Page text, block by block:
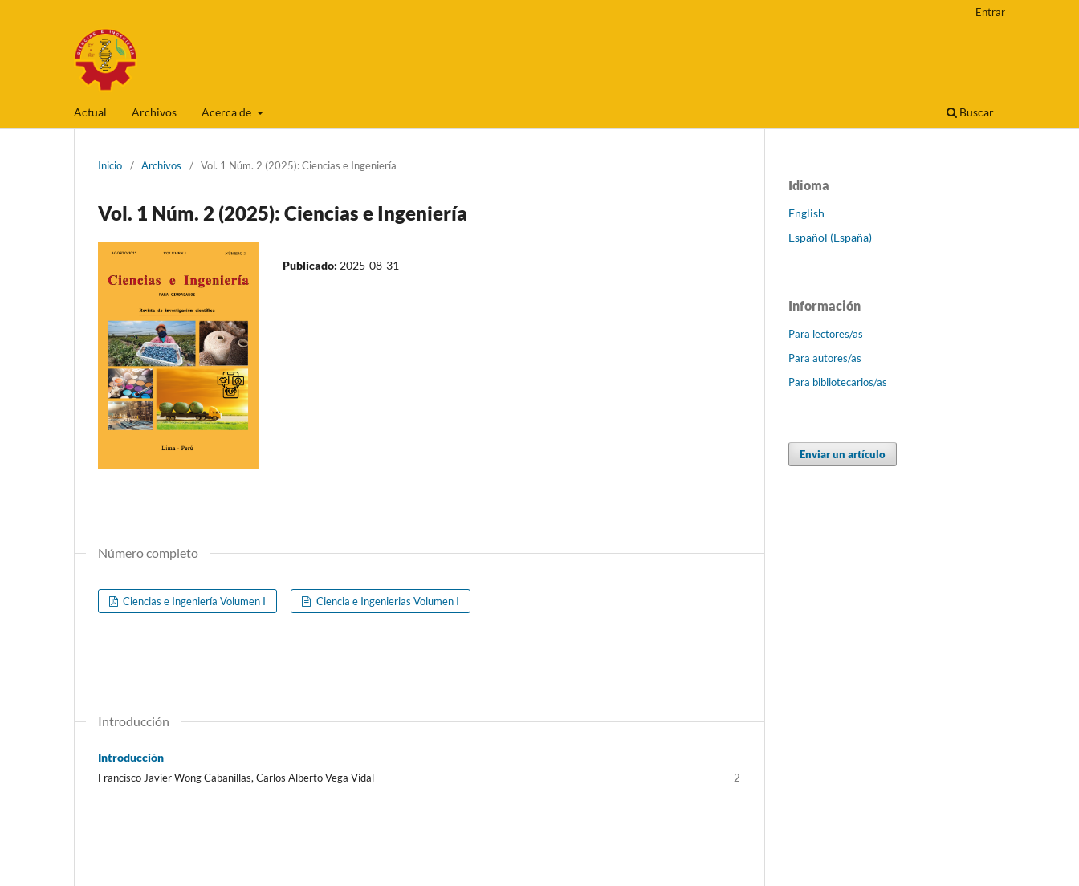
Actual Archivos Acerca de Buscar
Entrar
Inicio / Archivos / Vol. 1 Núm. 2 (2025): Ciencias e Ingeniería
Vol. 1 Núm. 2 (2025): Ciencias e Ingeniería
Publicado: 2025-08-31
Número completo
Ciencias e Ingeniería Volumen I Ciencia e Ingenierias Volumen I
Introducción
Introducción
Francisco Javier Wong Cabanillas, Carlos Alberto Vega Vidal 2
Idioma
English
Español (España)
Información
Para lectores/as
Para autores/as
Para bibliotecarios/as
Enviar un artículo